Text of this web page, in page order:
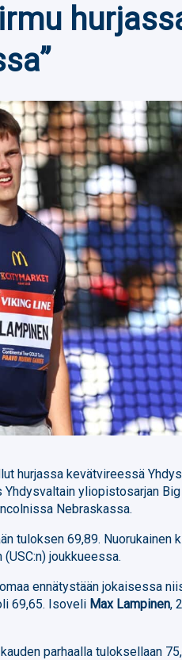
hurjassa kevätvireessä
yliopistosarjan Big
Nebraskassa.
tuloksen 69,89. Nuorukainen
joukkueessa.
ennätystään jokaisessa
69,65. Isoveli Max Lampinen,
kauden parhaalla tuloksellaan